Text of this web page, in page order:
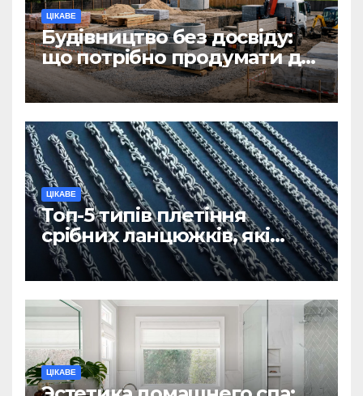
ЦІКАВЕ
Будівництво без досвіду:
що потрібно продумати до
першої доставки на
ділянку
ЦІКАВЕ
Топ-5 типів плетіння
срібних ланцюжків, які
вважаються
найнадійнішими
ЦІКАВЕ